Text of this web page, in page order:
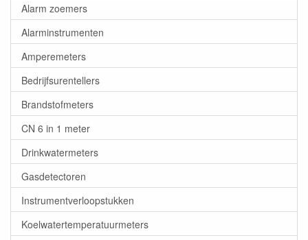
Alarm zoemers
Alarminstrumenten
Amperemeters
Bedrijfsurentellers
Brandstofmeters
CN 6 in 1 meter
Drinkwatermeters
Gasdetectoren
Instrumentverloopstukken
Koelwatertemperatuurmeters